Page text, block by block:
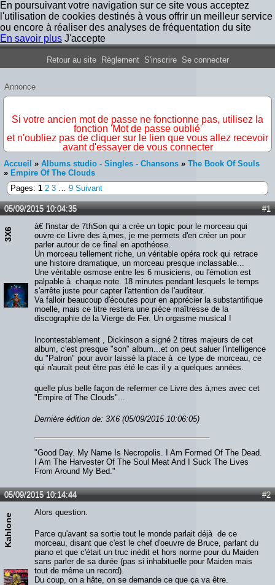
En poursuivant votre navigation sur ce site vous acceptez
l'utilisation de cookies destinés à vous offrir un meilleur service
ou encore à réaliser des analyses de fréquentation du site
En savoir plus J'accepte
Forum Iron Maiden France
Retour au site Règlement S'inscrire Se connecter
Annonce
Si votre ancien mot de passe ne fonctionne pas, utilisez la
fonction 'Mot de passe oublié'
et n'oubliez pas de cliquer sur le lien que vous allez recevoir
avant d'essayer de vous connecter
Accueil » Albums studio - Singles - Chansons » The Book Of Souls
» Empire Of The Clouds
Pages: 1 2 3 … 9 Suivant
#1
05/09/2015 10:04:35
3X6
à€ l'instar de 7thSon qui a crée un topic pour le morceau qui
ouvre ce Livre des à‚mes, je me permets d'en créer un pour
parler autour de ce final en apothéose.
Un morceau tellement riche, un véritable opéra rock qui retrace
une histoire dramatique, un morceau presque inclassable...
Une véritable osmose entre les 6 musiciens, ou l'émotion est
palpable à chaque note. 18 minutes pendant lesquels le temps
s'arrête juste pour capter l'attention de l'auditeur.
Va falloir beaucoup d'écoutes pour en apprécier la substantifique
moelle, mais ce titre restera une pièce maîtresse de la
discographie de la Vierge de Fer. Un orgasme musical !
Incontestablement , Dickinson a signé 2 titres majeurs de cet
album, c'est presque "son" album...et on peut saluer l'intelligence
du "Patron" pour avoir laissé la place à ce type de morceau, ce
qui n'aurait peut être pas été le cas il y a quelques années.
quelle plus belle façon de refermer ce Livre des à‚mes avec cet
"Empire of The Clouds"...
Dernière édition de: 3X6 (05/09/2015 10:06:05)
"Good Day. My Name Is Necropolis. I Am Formed Of The Dead.
I Am The Harvester Of The Soul Meat And I Suck The Lives
From Around My Bed."
#2
05/09/2015 10:14:44
Kahlone
Alors question.
Parce qu'avant sa sortie tout le monde parlait déjà de ce
morceau, disant que c'est le chef d'oeuvre de Bruce, parlant du
piano et que c'était un truc inédit et hors norme pour du Maiden
sans parler de sa durée (pas si inhabituelle pour Maiden mais
tout de même un record).
Du coup, on a hâte, on se demande ce que ça va être.